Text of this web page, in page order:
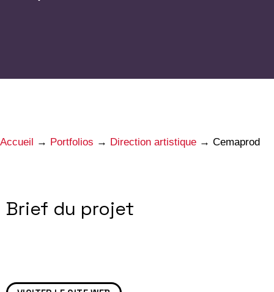
Accueil → Portfolios → Direction artistique → Cemaprod
Brief du projet